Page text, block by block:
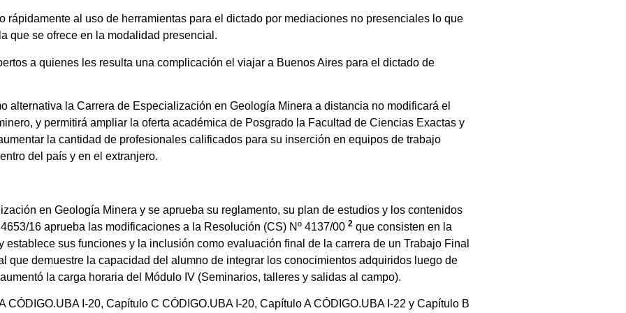
al uso de herramientas para el dictado por mediaciones no presenciales lo que
que se ofrece en la modalidad presencial.
a quienes les resulta una complicación el viajar a Buenos Aires para el dictado de
alternativa la Carrera de Especialización en Geología Minera a distancia no modificará el
y permitirá ampliar la oferta académica de Posgrado la Facultad de Ciencias Exactas y
la cantidad de profesionales calificados para su inserción en equipos de trabajo
del país y en el extranjero.
en Geología Minera y se aprueba su reglamento, su plan de estudios y los contenidos
16 aprueba las modificaciones a la Resolución (CS) Nº 4137/00 2 que consisten en la
sus funciones y la inclusión como evaluación final de la carrera de un Trabajo Final
que demuestre la capacidad del alumno de integrar los conocimientos adquiridos luego de
la carga horaria del Módulo IV (Seminarios, talleres y salidas al campo).
I-20, Capítulo C CÓDIGO.UBA I-20, Capítulo A CÓDIGO.UBA I-22 y Capítulo B